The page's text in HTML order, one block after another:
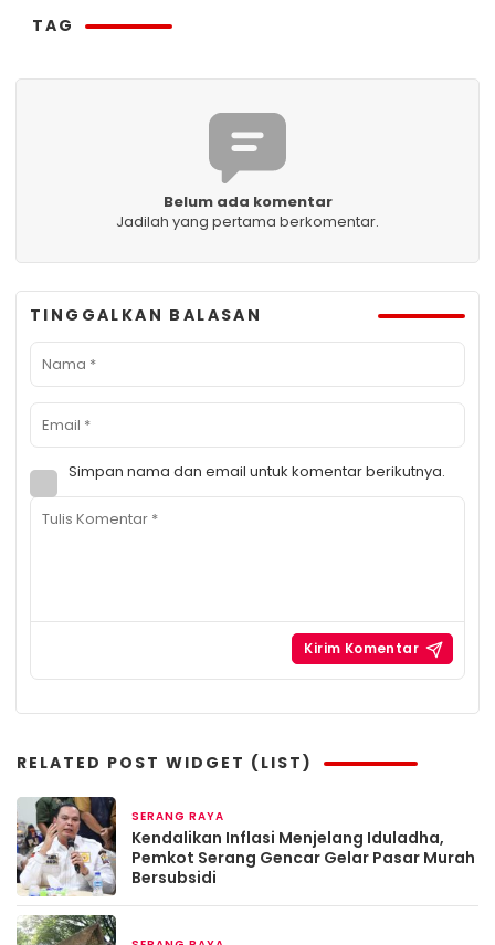
TAG
Belum ada komentar
Jadilah yang pertama berkomentar.
TINGGALKAN BALASAN
Simpan nama dan email untuk komentar berikutnya.
RELATED POST WIDGET (LIST)
SERANG RAYA
Kendalikan Inflasi Menjelang Iduladha,
Pemkot Serang Gencar Gelar Pasar Murah
Bersubsidi